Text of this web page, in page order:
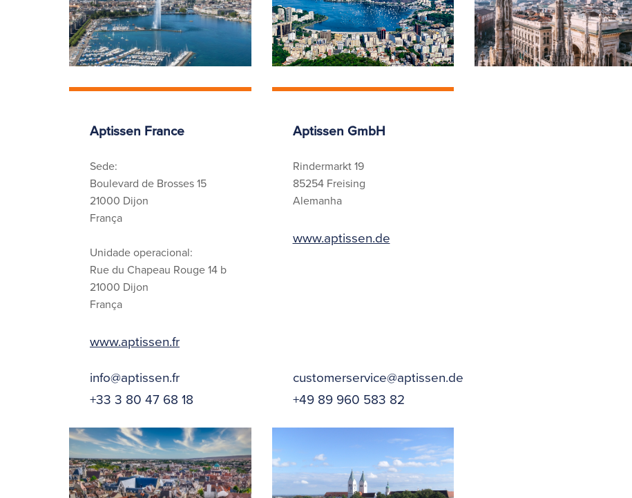
Aptissen France
Sede:
Boulevard de Brosses 15
21000 Dijon
França
Unidade operacional:
Rue du Chapeau Rouge 14 b
21000 Dijon
França
www.aptissen.fr
info@aptissen.fr
+33 3 80 47 68 18
Aptissen GmbH
Rindermarkt 19
85254 Freising
Alemanha
www.aptissen.de
customerservice@aptissen.de
+49 89 960 583 82